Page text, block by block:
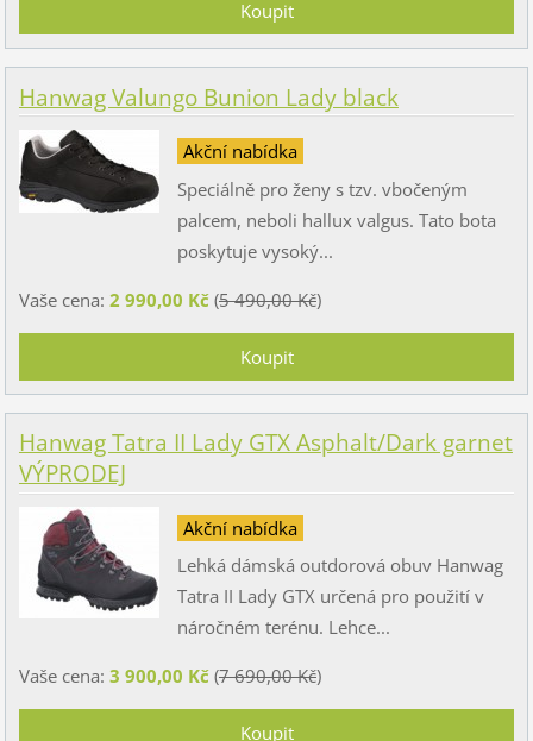
Hanwag Valungo Bunion Lady black
Akční nabídka
Speciálně pro ženy s tzv. vbočeným
palcem, neboli hallux valgus. Tato bota
poskytuje vysoký...
Vaše cena: 2 990,00 Kč(5 490,00 Kč)
Hanwag Tatra II Lady GTX Asphalt/Dark garnet
VÝPRODEJ
Akční nabídka
Lehká dámská outdorová obuv Hanwag
Tatra II Lady GTX určená pro použití v
náročném terénu. Lehce...
Vaše cena: 3 900,00 Kč(7 690,00 Kč)